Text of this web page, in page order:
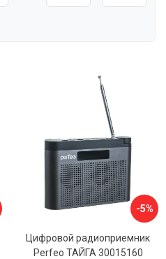
-5%
Цифровой радиоприемник
Perfeo ТАЙГА 30015160